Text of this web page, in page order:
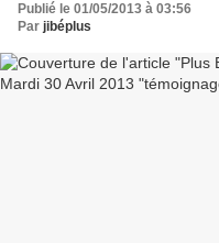
Publié le 01/05/2013 à 03:56
Par jibéplus